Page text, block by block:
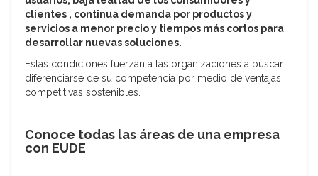
clientes , continua demanda por productos y
servicios a menor precio y tiempos más cortos para
desarrollar nuevas soluciones.
Estas condiciones fuerzan a las organizaciones a buscar
diferenciarse de su competencia por medio de ventajas
competitivas sostenibles.
Conoce todas las áreas de una empresa
con EUDE